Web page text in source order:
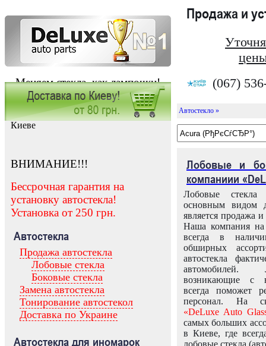
Меняем стекла, как лампочки!
Продажа и
(067)
Заказать установку автостекла в
Киеве
ВНИМАНИЕ!!!
Бессрочная гарантия на
установку автостекла!
Установка от 250 грн.
Автостекла
Продажа автостекла
Лобовые стекла
Боковые стекла
Замена автостекла
Тонирование автостекол
Доставка по Украине
Автостекла для иномарок
Автостекло »
Лобовые и
компаниии
Лобовые
основным видом
является продажа и
Наша компания на
всегда в
обширных
автостекла
возникающие с
всегда поможет
персонал. На
«DeLuxe Auto
самых больших
в Киеве, где
лобовые стекла